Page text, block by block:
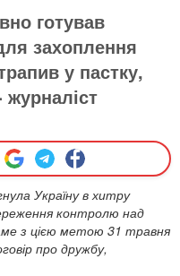
готував
захоплення
у пастку,
Україну в хитру
контролю над
з цією метою 31 травня
про дружбу,